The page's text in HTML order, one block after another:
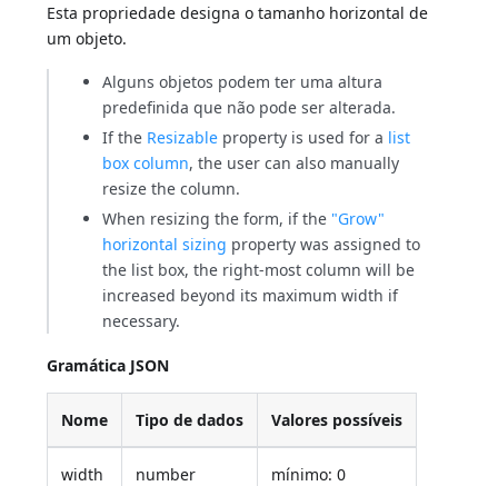
Esta propriedade designa o tamanho horizontal de
um objeto.
Alguns objetos podem ter uma altura
predefinida que não pode ser alterada.
If the Resizable property is used for a list
box column, the user can also manually
resize the column.
When resizing the form, if the "Grow"
horizontal sizing property was assigned to
the list box, the right-most column will be
increased beyond its maximum width if
necessary.
Gramática JSON
Nome Tipo de dados Valores possíveis
width number mínimo: 0